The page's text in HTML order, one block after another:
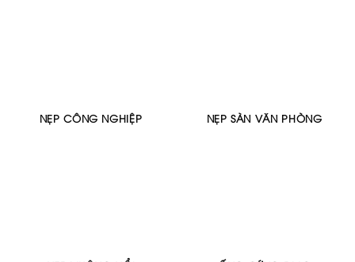
NẸP CÔNG NGHIỆP NẸP SÀN VĂN PHÒNG